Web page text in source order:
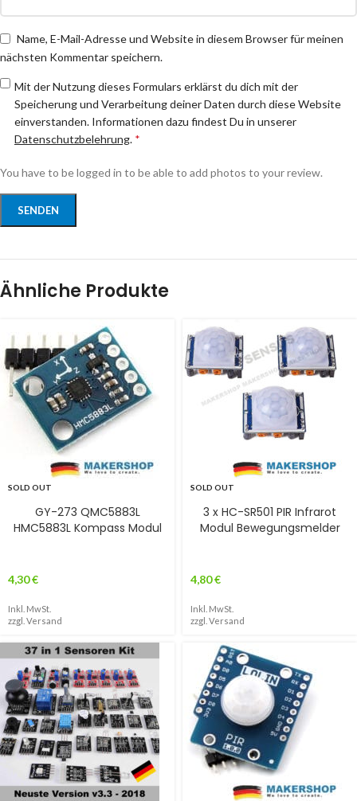
Name, E-Mail-Adresse und Website in diesem Browser für meinen
nächsten Kommentar speichern.
Mit der Nutzung dieses Formulars erklärst du dich mit der
Speicherung und Verarbeitung deiner Daten durch diese Website
einverstanden. Informationen dazu findest Du in unserer
Datenschutzbelehrung. *
You have to be logged in to be able to add photos to your review.
Ähnliche Produkte
SOLD OUT
GY-273 QMC5883L
HMC5883L Kompass Modul
4,30€
Inkl. MwSt.
zzgl. Versand
SOLD OUT
3 x HC-SR501 PIR Infrarot
Modul Bewegungsmelder
4,80€
Inkl. MwSt.
zzgl. Versand